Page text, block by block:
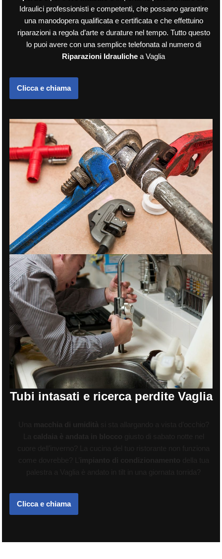
Idraulici professionisti e competenti, che possano garantire
una manodopera qualificata e certificata e che effettuino
riparazioni a regola d’arte e durature nel tempo. Tutto questo
lo puoi avere con una semplice telefonata al numero di
Riparazioni Idrauliche a Vaglia
Clicca e chiama
Tubi intasati e ricerca perdite Vaglia
Clicca e chiama